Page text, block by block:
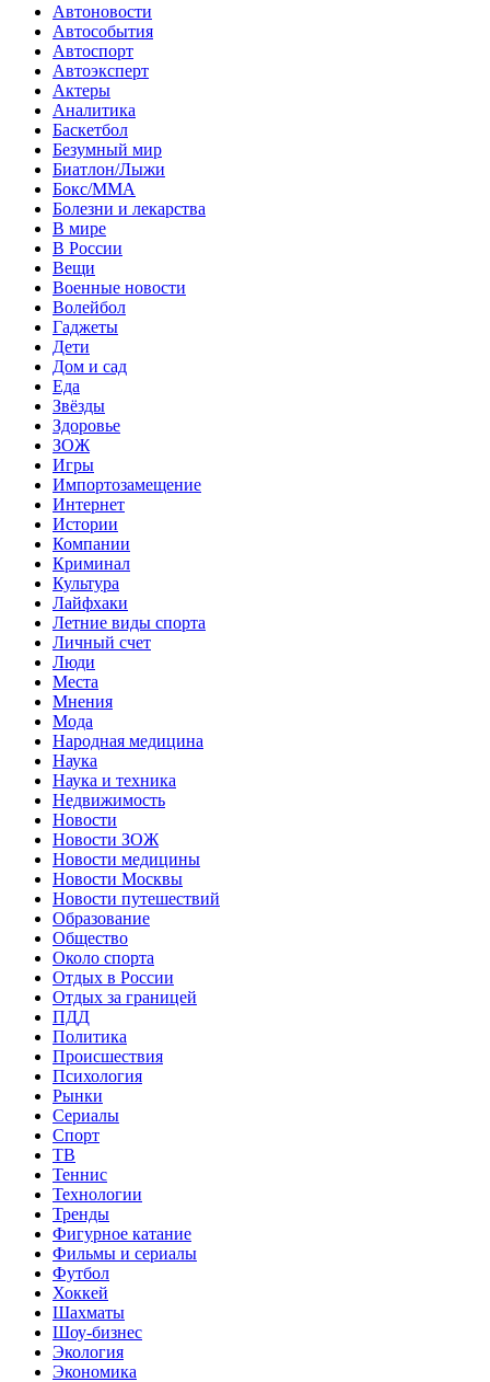
Автоновости
Автособытия
Автоспорт
Автоэксперт
Актеры
Аналитика
Баскетбол
Безумный мир
Биатлон/Лыжи
Бокс/MMA
Болезни и лекарства
В мире
В России
Вещи
Военные новости
Волейбол
Гаджеты
Дети
Дом и сад
Еда
Звёзды
Здоровье
ЗОЖ
Игры
Импортозамещение
Интернет
Истории
Компании
Криминал
Культура
Лайфхаки
Летние виды спорта
Личный счет
Люди
Места
Мнения
Мода
Народная медицина
Наука
Наука и техника
Недвижимость
Новости
Новости ЗОЖ
Новости медицины
Новости Москвы
Новости путешествий
Образование
Общество
Около спорта
Отдых в России
Отдых за границей
ПДД
Политика
Происшествия
Психология
Рынки
Сериалы
Спорт
ТВ
Теннис
Технологии
Тренды
Фигурное катание
Фильмы и сериалы
Футбол
Хоккей
Шахматы
Шоу-бизнес
Экология
Экономика